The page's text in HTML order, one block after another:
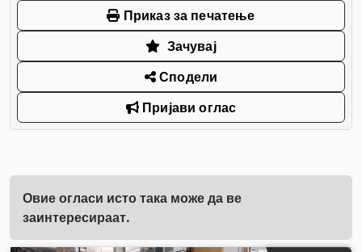
Приказ за печатење
Зачувај
Сподели
Пријави оглас
Овие огласи исто така може да ве
заинтересираат.